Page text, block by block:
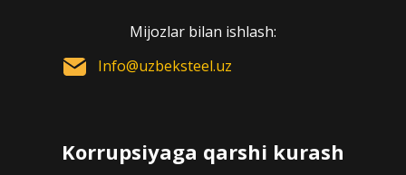
Mijozlar bilan ishlash:
Info@uzbeksteel.uz
Korrupsiyaga qarshi kurash